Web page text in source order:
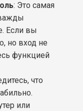
: Это самая
Если вы
но вход не
функцией
что
или